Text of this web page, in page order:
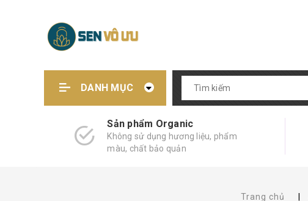
DANH MỤC
Sản phẩm Organic
Không sử dụng hương liệu, phẩm
màu, chất bảo quản
Trang chủ